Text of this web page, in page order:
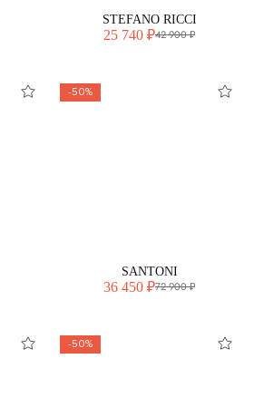
STEFANO RICCI
25 740 ₽42 900 ₽
-50%
SANTONI
36 450 ₽72 900 ₽
-50%